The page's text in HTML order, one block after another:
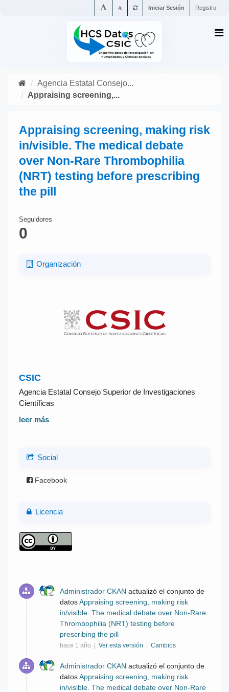
Iniciar Sesión Registro
Agencia Estatal Consejo...
Appraising screening,...
Appraising screening, making risk
in/visible. The medical debate
over Non-Rare Thrombophilia
(NRT) testing before prescribing
the pill
Seguidores
0
Organización
CSIC
Agencia Estatal Consejo Superior de Investigaciones
Científicas
leer más
Social
Facebook
Licencia
Administrador CKAN actualizó el conjunto de
datosAppraising screening, making risk
in/visible. The medical debate over Non-Rare
Thrombophilia (NRT) testing before
prescribing the pill
hace 1 año | Ver esta versión | Cambios
Administrador CKAN actualizó el conjunto de
datosAppraising screening, making risk
in/visible. The medical debate over Non-Rare